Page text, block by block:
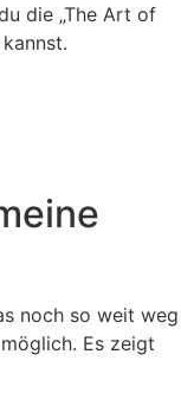
die „The Art of
noch so weit weg
Es zeigt